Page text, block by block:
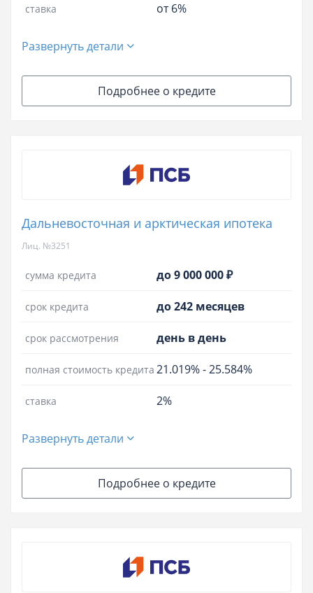
ставка от 6%
Развернуть детали
Подробнее о кредите
Дальневосточная и арктическая ипотека
Лиц. №3251
сумма кредита до 9 000 000 ₽
срок кредита до 242 месяцев
срок рассмотрения день в день
полная стоимость кредита 21.019%-25.584%
ставка 2%
Развернуть детали
Подробнее о кредите